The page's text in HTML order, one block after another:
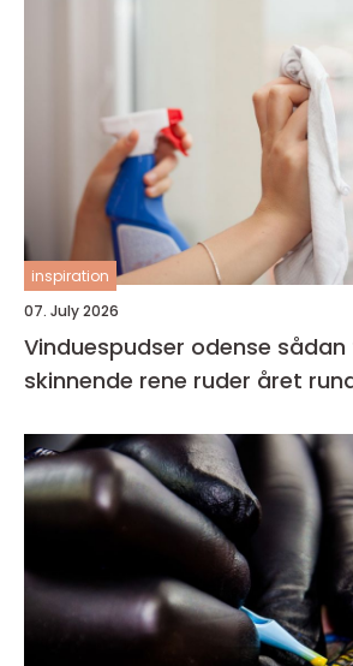
inspiration
07. July 2026
Vinduespudser odense sådan får du
skinnende rene ruder året